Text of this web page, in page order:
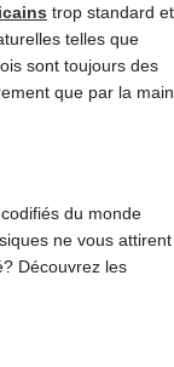
trop standard et
telles que
sont toujours des
que par la main
du monde
ne vous attirent
Découvrez les